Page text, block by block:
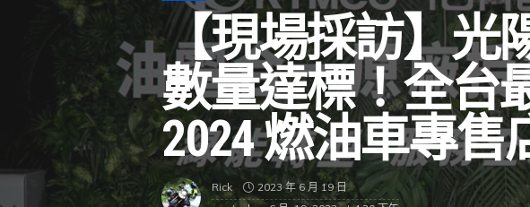
【現場採訪】光
數量達標！全台
2024 燃油車專
Rick
2023 年 6 月 19 日